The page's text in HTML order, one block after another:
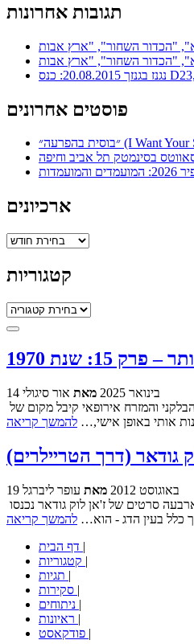
תגובות אחרונות
פוסטים אחרונים
בסינמטק תל אביב וחיפה
ארכיונים
ארכיונים
קטגוריות
קטגוריות
שנת 1970
14 בינואר 2025 מאת אור סיגולי
אותי באופן אישי,… להמשך קריאה
גודאר (דרך הטריילרים)
19 באוגוסט 2012 מאת עופר ליברגל
להמשך קריאה
|
|
|
|
|
|
|